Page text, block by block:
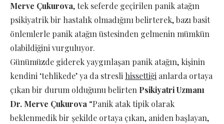
Merve Çukurova, tek seferde geçirilen panik atağın
psikiyatrik bir hastalık olmadığını belirterek, bazı basit
önlemlerle panik atağın üstesinden gelmenin mümkün
olabildiğini vurguluyor.
Günümüzde giderek yaygınlaşan panik atağın, kişinin
kendini ‘tehlikede’ ya da stresli hissettiği anlarda ortaya
çıkan bir durum olduğunu belirten Psikiyatri Uzmanı
Dr. Merve Çukurova “Panik atak tipik olarak
beklenmedik bir şekilde ortaya çıkan, aniden başlayan,